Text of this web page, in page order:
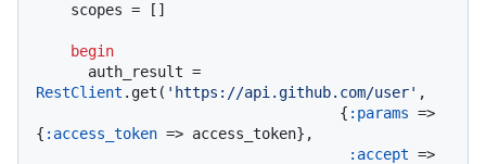
begin
RestClient .get( 'https://api.github.com/user' ,
                                   {
:params =>
{ :access_token => access_token},
:accept